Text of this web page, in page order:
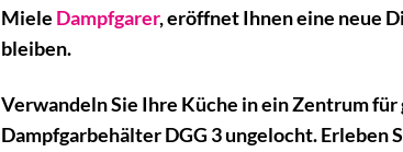
Miele Dampfgarer, eröffnet Ihnen eine neue
bleiben.
Verwandeln Sie Ihre Küche in ein Zentrum
Dampfgarbehälter DGG 3 ungelocht.